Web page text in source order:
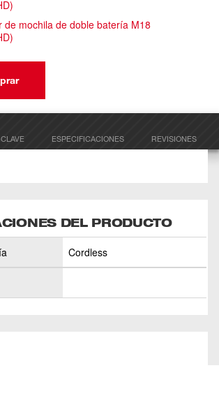
)
de mochila de doble batería M18
)
ESPECIFICACIONES REVISIONES
DEL PRODUCTO
Cordless